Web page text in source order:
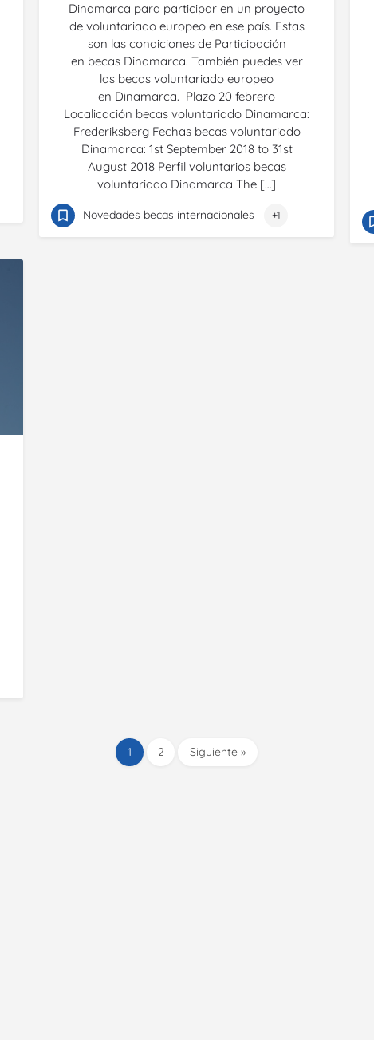
Dinamarca para participar en un proyecto
de voluntariado europeo en ese país. Estas
son las condiciones de Participación
en becas Dinamarca. También puedes ver
las becas voluntariado europeo
en Dinamarca. Plazo 20 febrero
Localicación becas voluntariado Dinamarca:
Frederiksberg Fechas becas voluntariado
Dinamarca: 1st September 2018 to 31st
August 2018 Perfil voluntarios becas
voluntariado Dinamarca The […]
Novedades becas internacionales +1
1 2 Siguiente »